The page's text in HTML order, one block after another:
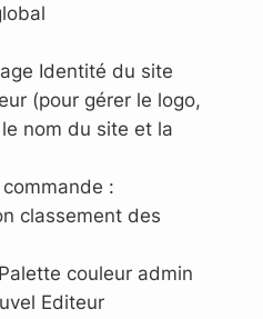
Identité du site
(pour gérer le logo,
nom du site et la
:
classement des
couleur admin
Editeur